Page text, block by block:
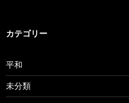
カテゴリー
平和
未分類